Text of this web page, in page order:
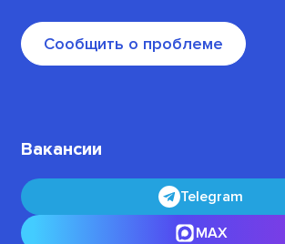
Сообщить о проблеме
Вакансии
Telegram
MAX